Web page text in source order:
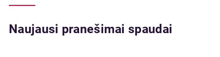
Naujausi pranešimai spaudai